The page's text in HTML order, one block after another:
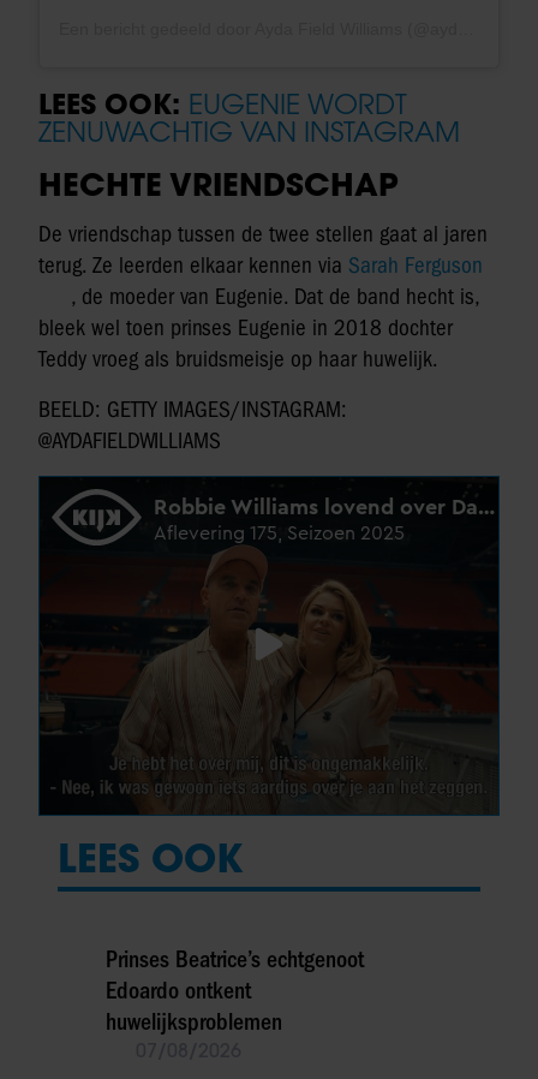
LEES OOK: EUGENIE WORDT
ZENUWACHTIG VAN INSTAGRAM
HECHTE VRIENDSCHAP
De vriendschap tussen de twee stellen gaat al jaren
terug. Ze leerden elkaar kennen via Sarah Ferguson
, de moeder van Eugenie. Dat de band hecht is,
bleek wel toen prinses Eugenie in 2018 dochter
Teddy vroeg als bruidsmeisje op haar huwelijk.
BEELD: GETTY IMAGES/INSTAGRAM:
@AYDAFIELDWILLIAMS
LEES OOK
Prinses Beatrice’s echtgenoot
Edoardo ontkent
huwelijksproblemen